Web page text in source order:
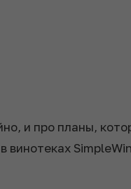
и про планы,